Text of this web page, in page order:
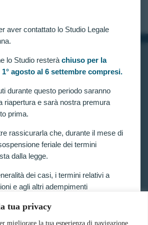
tua privacy
migliorare la tua esperienza di navigazione,
aver contattato lo Studio Legale
lo Studio resterà chiuso per la
agosto al 6 settembre compresi.
durante questo periodo saranno
riapertura e sarà nostra premura
prima.
rassicurarla che, durante il mese di
feriale dei termini
dalla legge.
dei casi, i termini relativi a
e agli altri adempimenti